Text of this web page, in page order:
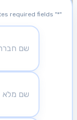
"
*
" indicates required fields